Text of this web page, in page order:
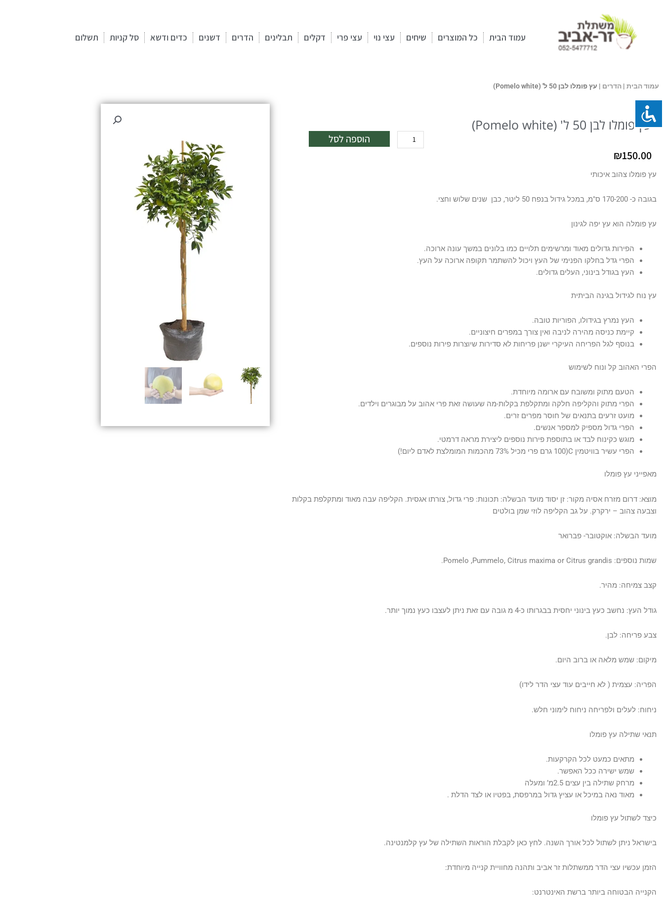
עמוד הבית כל המוצרים שיחים עצי נוי עצי פרי דקלים תבלינים הדרים דשנים כדים ודשא סל קניות תשלום
עמוד הבית | הדרים | עץ פומלו לבן 50 ל' (Pomelo white)
עץ פומלו לבן 50 ל' (Pomelo white)
₪150.00
כמות
של
הוספה לסל
עץ פומלו צהוב איכותי
בגובה כ- 170-200 ס"מ, במכל גידול בנפח 50 ליטר, כבן שנים שלוש וחצי.
עץ פומלה הוא עץ יפה לגינון
הפירות גדולים מאוד ומרשימים תלויים כמו בלונים במשך עונה ארוכה.
הפרי גדל בחלקו הפנימי של העץ ויכול להשתמר תקופה ארוכה על העץ.
העץ בגודל בינוני, העלים גדולים.
עץ נוח לגידול בגינה הביתית
העץ נמרץ בגידולו, הפוריות טובה.
קיימת כניסה מהירה לניבה ואין צורך במפרים חיצוניים.
בנוסף לגל הפריחה העיקרי ישנן פריחות לא סדירות שיוצרות פירות נוספים.
הפרי האהוב קל ונוח לשימוש
הטעם מתוק ומשובח עם ארומה מיוחדת.
הפרי מתוק והקליפה חלקה ומתקלפת בקלות-מה שעושה זאת פרי אהוב על מבוגרים וילדים.
מועט זרעים בתנאים של חוסר מפרים זרים.
הפרי גדול מספיק למספר אנשים.
מוגש כקינוח לבד או בתוספת פירות נוספים ליצירת מראה דרמטי.
הפרי עשיר בוויטמין C(100 גרם פרי מכיל 73% מהכמות המומלצת לאדם ליום!)
מאפייני עץ פומלו
מוצא: דרום מזרח אסיה מקור: זן יסוד מועד הבשלה: תכונות: פרי גדול, צורתו אגסית. הקליפה עבה מאוד ומתקלפת בקלות
וצבעה צהוב – ירקרק. על גב הקליפה לוזי שמן בולטים
מועד הבשלה: אוקטובר- פברואר
שמות נוספים: Pomelo ,Pummelo, Citrus maxima or Citrus grandis.
קצב צמיחה: מהיר.
גודל העץ: נחשב כעץ בינוני יחסית בבגרותו כ-4 מ גובה עם זאת ניתן לעצבו כעץ נמוך יותר.
צבע פריחה: לבן.
מיקום: שמש מלאה או ברוב היום.
הפריה: עצמית ( לא חייבים עוד עצי הדר לידו)
ניחוח: לעלים ולפריחה ניחוח לימוני חלש.
תנאי שתילה עץ פומלו
מתאים כמעט לכל הקרקעות.
שמש ישירה ככל האפשר.
מרחק שתילה בין עצים 2.5מ’ ומעלה
מאוד נאה במיכל או עציץ גדול במרפסת, בפטיו או לצד הדלת .
כיצד לשתול עץ פומלו
בישראל ניתן לשתול לכל אורך השנה. לחץ כאן לקבלת הוראות השתילה של עץ קלמנטינה.
הזמן עכשיו עצי הדר ממשתלות זר אביב ותהנה מחוויית קנייה מיוחדת:
הקנייה הבטוחה ביותר ברשת האינטרנט: